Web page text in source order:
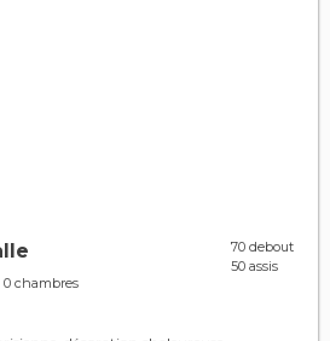
0 chambres
70 debout
50 assis